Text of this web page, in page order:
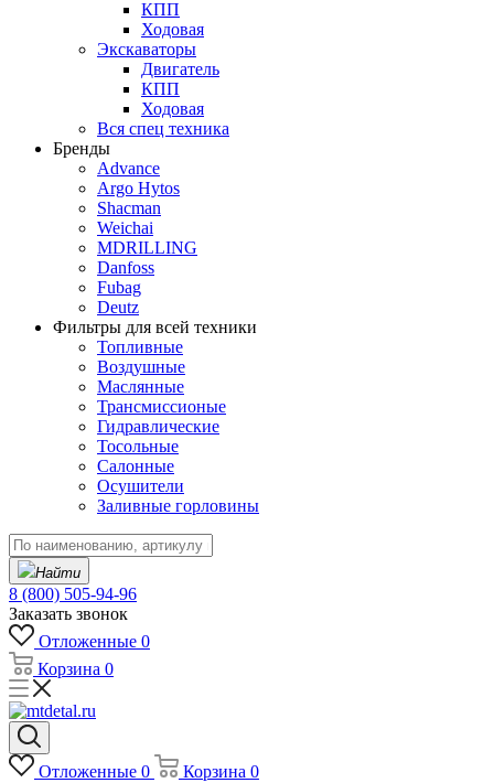
КПП
Ходовая
Экскаваторы
Двигатель
КПП
Ходовая
Вся спец техника
Бренды
Advance
Argo Hytos
Shacman
Weichai
MDRILLING
Danfoss
Fubag
Deutz
Фильтры для всей техники
Топливные
Воздушные
Маслянные
Трансмиссионые
Гидравлические
Тосольные
Салонные
Осушители
Заливные горловины
Найти
8 (800) 505-94-96
Заказать звонок
Отложенные 0
Корзина 0
Отложенные 0 Корзина 0